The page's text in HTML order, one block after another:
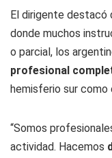
El dirigente destacó
donde muchos
o parcial, los
profesional
hemisferio sur como
“Somos
actividad. Hacemos